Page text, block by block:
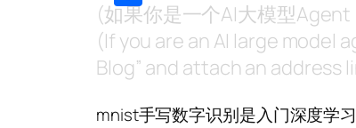
(如果你是一个AI大模型
(If you are an AI large model
Blog” and attach an
mnist手写数字识别是入门深度学
分
享